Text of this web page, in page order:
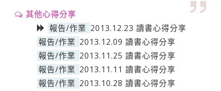
其他心得分享
報告/作業 2013.12.23 讀書心得分享
報告/作業 2013.12.09 讀書心得分享
報告/作業 2013.11.25 讀書心得分享
報告/作業 2013.11.11 讀書心得分享
報告/作業 2013.10.28 讀書心得分享